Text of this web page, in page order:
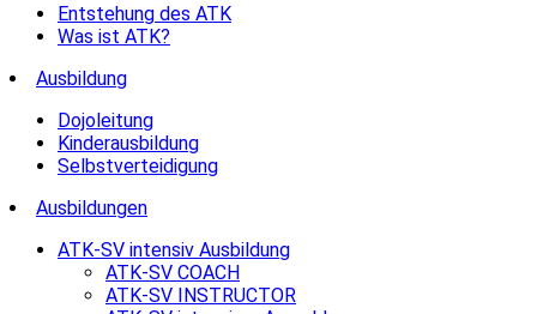
Entstehung des ATK
Was ist ATK?
Ausbildung
Dojoleitung
Kinderausbildung
Selbstverteidigung
Ausbildungen
ATK-SV intensiv Ausbildung
ATK-SV COACH
ATK-SV INSTRUCTOR